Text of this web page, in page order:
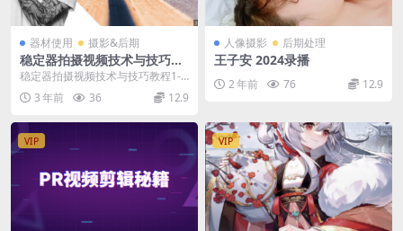
器材使用 摄影&后期
稳定器拍摄视频技术与技巧教
程1-20课
稳定器拍摄视频技术与技巧教程1-2
0课 稳定器拍摄视频技术与技巧教
程1-20课 ...
3 年前 36 12.9
人像摄影 后期处理
王子安 2024录播
2 年前 76 12.9
VIP VIP